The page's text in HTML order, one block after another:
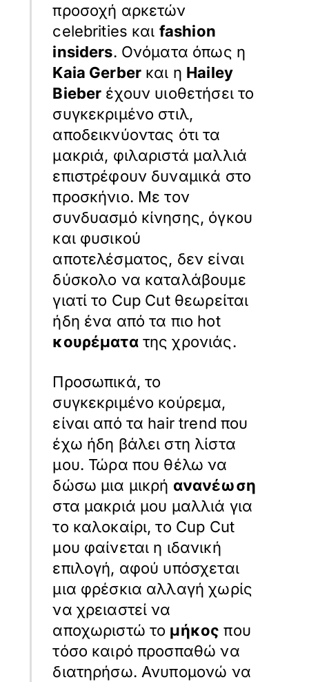
προσοχή αρκετών
celebrities και fashion
insiders. Ονόματα όπως η
Kaia Gerber και η Hailey
Bieber έχουν υιοθετήσει το
συγκεκριμένο στιλ,
αποδεικνύοντας ότι τα
μακριά, φιλαριστά μαλλιά
επιστρέφουν δυναμικά στο
προσκήνιο. Με τον
συνδυασμό κίνησης, όγκου
και φυσικού
αποτελέσματος, δεν είναι
δύσκολο να καταλάβουμε
γιατί το Cup Cut θεωρείται
ήδη ένα από τα πιο hot
κουρέματατης χρονιάς.
Προσωπικά, το
συγκεκριμένο κούρεμα,
είναι από τα hair trend που
έχω ήδη βάλει στη λίστα
μου. Τώρα που θέλω να
δώσω μια μικρή ανανέωση
στα μακριά μου μαλλιά για
το καλοκαίρι, το Cup Cut
μου φαίνεται η ιδανική
επιλογή, αφού υπόσχεται
μια φρέσκια αλλαγή χωρίς
να χρειαστεί να
αποχωριστώ το μήκος που
τόσο καιρό προσπαθώ να
διατηρήσω. Ανυπομονώ να